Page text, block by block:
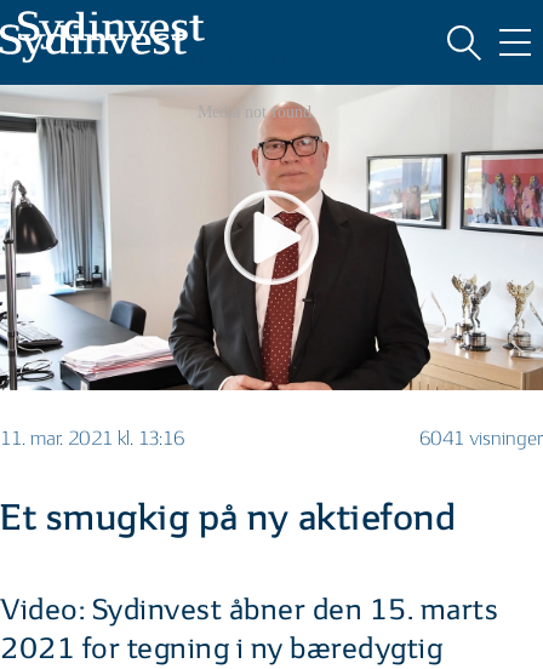
MARKEDSFØRINGSMATERIALE
11. mar. 2021 kl. 13:16 6041 visninger
Et smugkig på ny aktiefond
Video: Sydinvest åbner den 15. marts
2021 for tegning i ny bæredygtig